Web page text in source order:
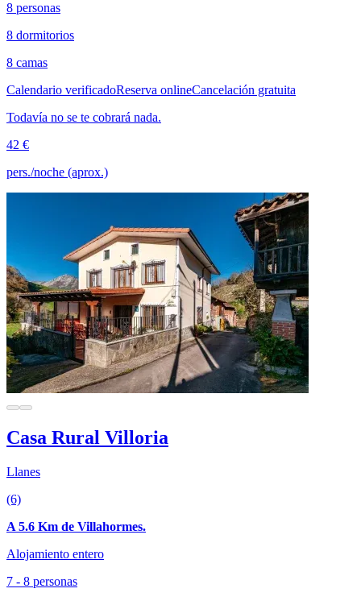
8 personas
8 dormitorios
8 camas
Calendario verificadoReserva onlineCancelación gratuita
Todavía no se te cobrará nada.
42 €
pers./noche (aprox.)
Casa Rural Villoria
Llanes
(6)
A 5.6 Km de Villahormes.
Alojamiento entero
7 - 8 personas